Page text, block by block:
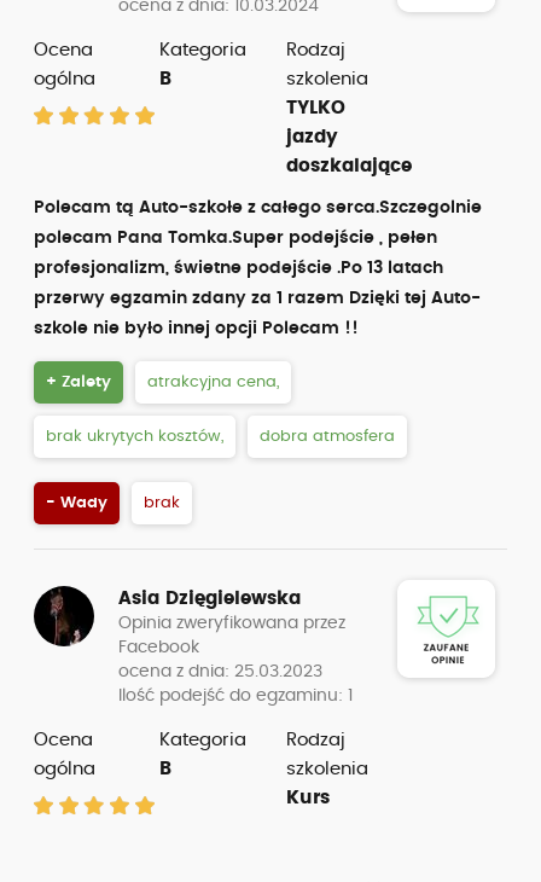
ocena z dnia: 10.03.2024
Ocena
ogólna
Kategoria
B
Rodzaj
szkolenia
TYLKO
jazdy
doszkalające
Polecam tą Auto-szkołe z całego serca.Szczegolnie
polecam Pana Tomka.Super podejście , pełen
profesjonalizm, świetne podejście .Po 13 latach
przerwy egzamin zdany za 1 razem Dzięki tej Auto-
szkole nie było innej opcji Polecam !!
+ Zalety atrakcyjna cena,
brak ukrytych kosztów, dobra atmosfera
- Wady brak
Asia Dzięgielewska
Opinia zweryfikowana przez
Facebook
ocena z dnia: 25.03.2023
Ilość podejść do egzaminu: 1
Ocena
ogólna
Kategoria
B
Rodzaj
szkolenia
Kurs